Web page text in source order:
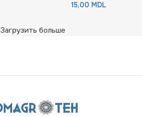
15,00 MDL
Загрузить больше